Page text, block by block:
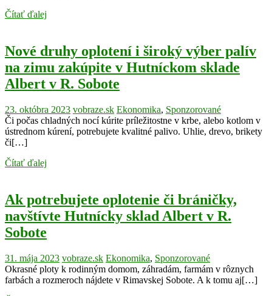
Čítať ďalej
Nové druhy oplotení i široký výber palív
na zimu zakúpite v Hutníckom sklade
Albert v R. Sobote
23. októbra 2023 vobraze.sk Ekonomika, Sponzorované
Či počas chladných nocí kúrite príležitostne v krbe, alebo kotlom v
ústrednom kúrení, potrebujete kvalitné palivo. Uhlie, drevo, brikety
či[…]
Čítať ďalej
Ak potrebujete oplotenie či bráničky,
navštívte Hutnícky sklad Albert v R.
Sobote
31. mája 2023 vobraze.sk Ekonomika, Sponzorované
Okrasné ploty k rodinným domom, záhradám, farmám v rôznych
farbách a rozmeroch nájdete v Rimavskej Sobote. A k tomu aj[…]